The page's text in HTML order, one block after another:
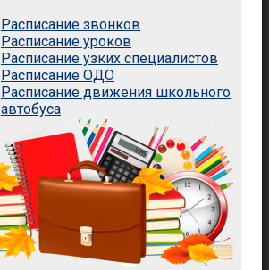
Расписание звонков
Расписание уроков
Расписание узких специалистов
Расписание ОДО
Расписание движения школьного
автобуса